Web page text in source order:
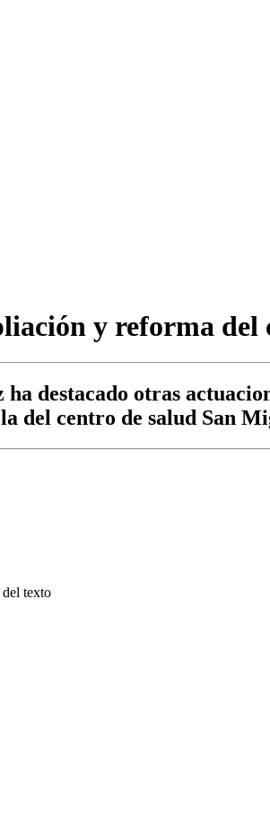
y reforma
destacado otras
del centro de salud San